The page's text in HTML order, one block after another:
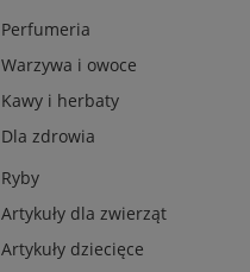
Perfumeria
Warzywa i owoce
Kawy i herbaty
Dla zdrowia
Ryby
Artykuły dla zwierząt
Artykuły dziecięce